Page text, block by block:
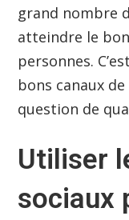
grand nombre
atteindre le
personnes.
bons canaux
question de
Utiliser
sociaux